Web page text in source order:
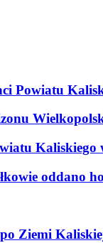
Powiatu
oddano
Ziemi